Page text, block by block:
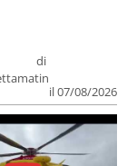
di
il 07/08/2026